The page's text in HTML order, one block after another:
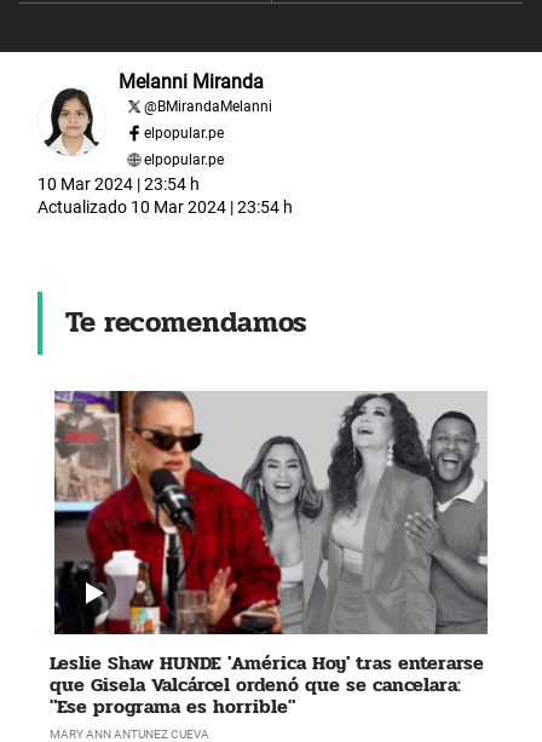
Melanni Miranda
@BMirandaMelanni
elpopular.pe
elpopular.pe
10 Mar 2024 | 23:54 h
Actualizado 10 Mar 2024 | 23:54 h
Te recomendamos
Leslie Shaw HUNDE 'América Hoy' tras enterarse
que Gisela Valcárcel ordenó que se cancelara:
"Ese programa es horrible"
MARY ANN ANTUNEZ CUEVA